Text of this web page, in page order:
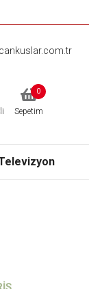
Sepetim
0